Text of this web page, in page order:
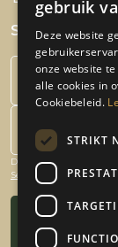
SCHRIJF JE IN
Bedrijfsnaam
Deze site is beschermd
Servicevoorwaardenzijn
Schrijf je
gebruik
Deze website
onze website
alle cookies in
Cookiebeleid.
STRIKT